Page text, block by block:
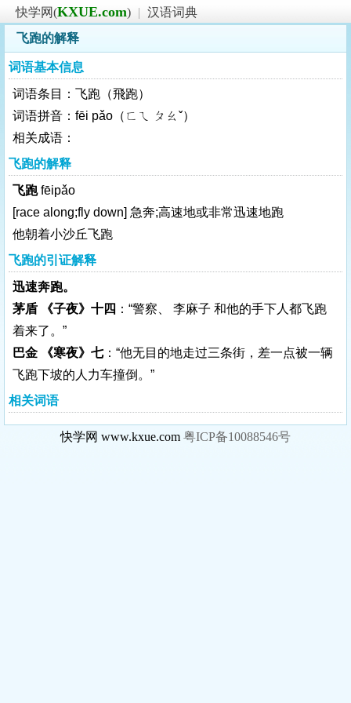
快学网(KXUE.com) | 汉语词典
飞跑的解释
词语基本信息
词语条目：飞跑（飛跑）
词语拼音：fēi pǎo（ㄈㄟ ㄆㄠˇ）
相关成语：
飞跑的解释
飞跑 fēipǎo
[race along;fly down] 急奔;高速地或非常迅速地跑
他朝着小沙丘飞跑
飞跑的引证解释
迅速奔跑。
茅盾 《子夜》十四 ：“警察、 李麻子 和他的手下人都飞跑
着来了。”
巴金 《寒夜》七：“他无目的地走过三条街，差一点被一辆
飞跑下坡的人力车撞倒。”
相关词语
快学网 www.kxue.com 粤ICP备10088546号